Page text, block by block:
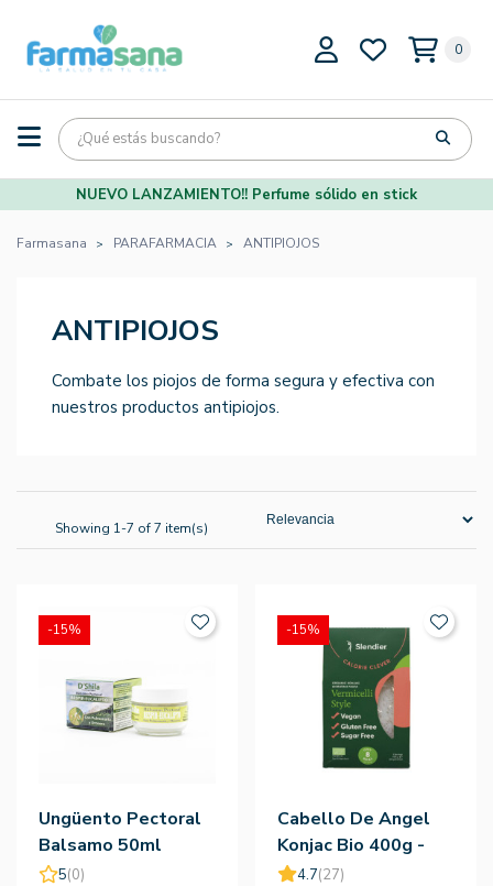
0
NUEVO LANZAMIENTO!! Perfume sólido en stick
Farmasana PARAFARMACIA ANTIPIOJOS
ANTIPIOJOS
Combate los piojos de forma segura y efectiva con
nuestros productos antipiojos.
Showing 1-7 of 7 item(s)
Ungüento Pectoral
Balsamo 50ml
5(0)
-15%
Cabello De Angel
Konjac Bio 400g -
Slendier
4.7(27)
-15%